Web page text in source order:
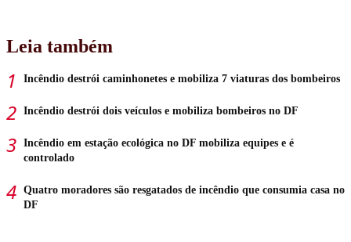
Leia também
Incêndio destrói caminhonetes e mobiliza 7 viaturas dos bombeiros
Incêndio destrói dois veículos e mobiliza bombeiros no DF
Incêndio em estação ecológica no DF mobiliza equipes e é
controlado
Quatro moradores são resgatados de incêndio que consumia casa no
DF